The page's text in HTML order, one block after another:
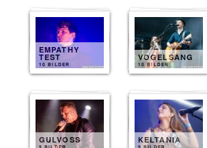
EMPATHY
TEST
10 BILDER
VOGELSANG
10 BILDER
GULVOSS KELTANIA